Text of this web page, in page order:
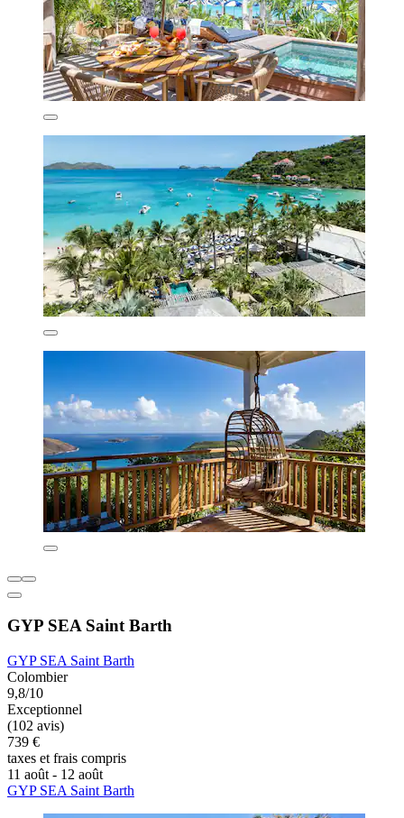
GYP SEA Saint Barth
GYP SEA Saint Barth
Colombier
9,8/10
Exceptionnel
(102 avis)
739 €
taxes et frais compris
11 août - 12 août
GYP SEA Saint Barth